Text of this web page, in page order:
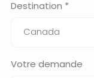
Destination *
Canada
Votre demande